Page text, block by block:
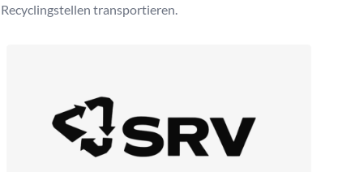
Recyclingstellen transportieren.